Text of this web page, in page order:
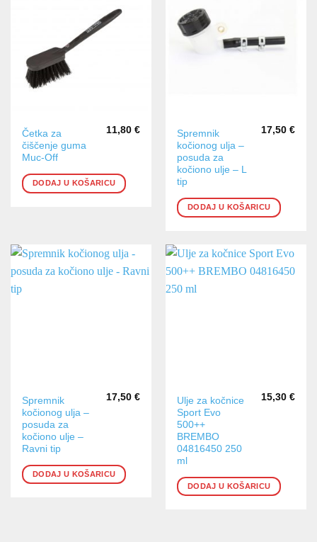
Četka za
čiščenje guma
Muc-Off
11,80 €
DODAJ U KOŠARICU
Spremnik
kočionog ulja –
posuda za
kočiono ulje – L
tip
17,50 €
DODAJ U KOŠARICU
Spremnik
kočionog ulja –
posuda za
kočiono ulje –
Ravni tip
17,50 €
DODAJ U KOŠARICU
Ulje za kočnice
Sport Evo
500++
BREMBO
04816450 250
ml
15,30 €
DODAJ U KOŠARICU